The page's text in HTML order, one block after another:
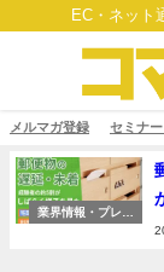
EC・ネット
メルマガ登録 セミナ
業界情報・プレス